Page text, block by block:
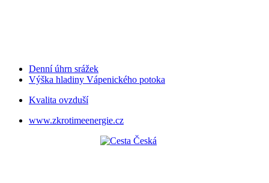
Denní úhrn srážek
Výška hladiny Vápenického potoka
Kvalita ovzduší
www.zkrotimeenergie.cz